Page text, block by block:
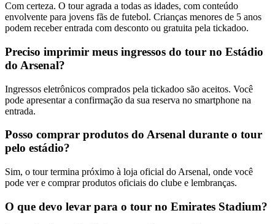
Com certeza. O tour agrada a todas as idades, com conteúdo
envolvente para jovens fãs de futebol. Crianças menores de 5 anos
podem receber entrada com desconto ou gratuita pela tickadoo.
Preciso imprimir meus ingressos do tour no Estádio
do Arsenal?
Ingressos eletrônicos comprados pela tickadoo são aceitos. Você
pode apresentar a confirmação da sua reserva no smartphone na
entrada.
Posso comprar produtos do Arsenal durante o tour
pelo estádio?
Sim, o tour termina próximo à loja oficial do Arsenal, onde você
pode ver e comprar produtos oficiais do clube e lembranças.
O que devo levar para o tour no Emirates Stadium?